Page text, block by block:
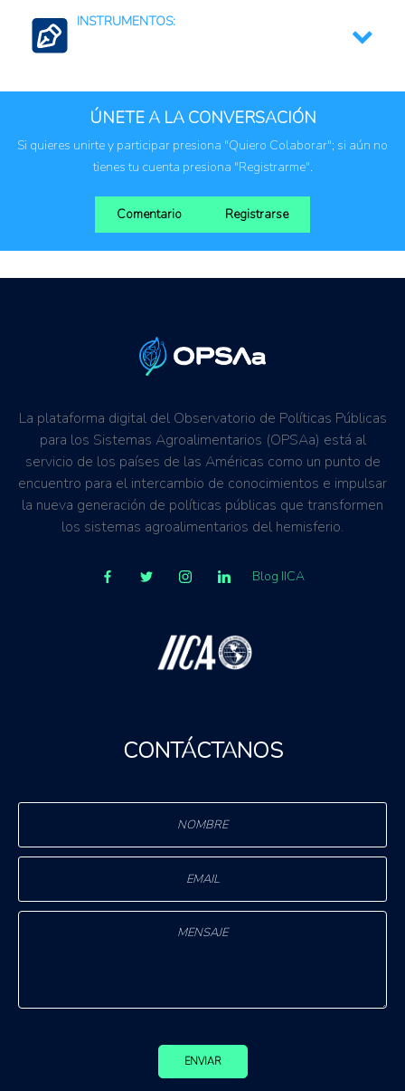
INSTRUMENTOS:
sectoriales o nacionales
ÚNETE A LA CONVERSACIÓN
Si quieres unirte y participar presiona "Quiero Colaborar"; si aún no
tienes tu cuenta presiona "Registrarme".
Comentario Registrarse
La plataforma digital del Observatorio de Políticas Públicas
para los Sistemas Agroalimentarios (OPSAa) está al
servicio de los países de las Américas como un punto de
encuentro para el intercambio de conocimientos e impulsar
la nueva generación de políticas públicas que transformen
los sistemas agroalimentarios del hemisferio.
Blog IICA
CONTÁCTANOS
ENVIAR